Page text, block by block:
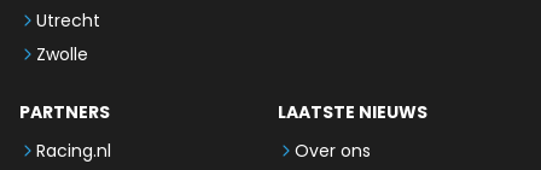
Utrecht
Zwolle
PARTNERS
Racing.nl
LAATSTE NIEUWS
Over ons